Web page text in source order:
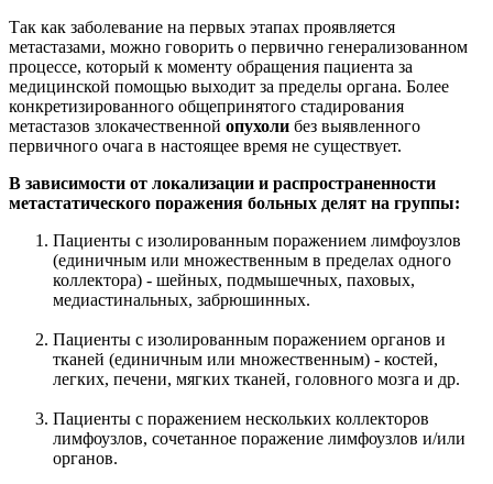
Так как заболевание на первых этапах проявляется
метастазами, можно говорить о первично генерализованном
процессе, который к моменту обращения пациента за
медицинской помощью выходит за пределы органа. Более
конкретизированного общепринятого стадирования
метастазов злокачественной опухоли без выявленного
первичного очага в настоящее время не существует.
В зависимости от локализации и распространенности
метастатического поражения больных делят на группы:
Пациенты с изолированным поражением лимфоузлов
(единичным или множественным в пределах одного
коллектора) - шейных, подмышечных, паховых,
медиастинальных, забрюшинных.
Пациенты с изолированным поражением органов и
тканей (единичным или множественным) - костей,
легких, печени, мягких тканей, головного мозга и др.
Пациенты с поражением нескольких коллекторов
лимфоузлов, сочетанное поражение лимфоузлов и/или
органов.